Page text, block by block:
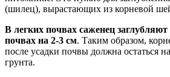
(шилец), вырастающих из корневой
В легких почвах саженец
почвах на 2-3 см. Таким образом,
после усадки почвы должна остаться
грунта.